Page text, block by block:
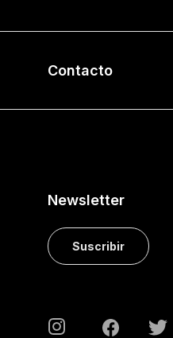
Contacto
Newsletter
Suscribir